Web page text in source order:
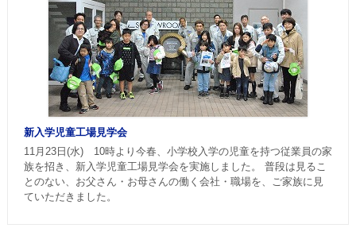
新入学児童工場見学会
11月23日(水) 10時より今春、小学校入学の児童を持つ従業員の家
族を招き、新入学児童工場見学会を実施しました。 普段は見るこ
とのない、お父さん・お母さんの働く会社・職場を、ご家族に見
ていただきました。